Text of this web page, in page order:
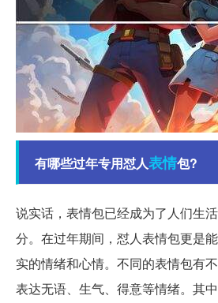
有哪些过年专用怼人表情包?
说实话，表情包已经成为了人们生
分。在过年期间，怼人表情包更是
实的情绪和心情。不同的表情包有
表达无语、生气、得意等情绪。其